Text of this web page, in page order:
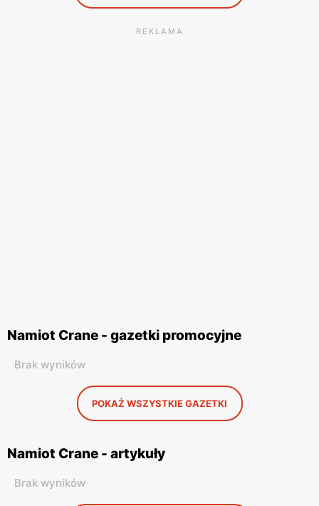
REKLAMA
Namiot Crane - gazetki promocyjne
Brak wyników
POKAŻ WSZYSTKIE GAZETKI
Namiot Crane - artykuły
Brak wyników